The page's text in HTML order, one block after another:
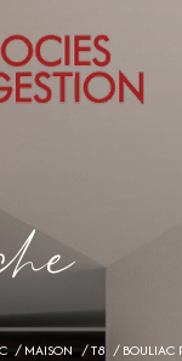
e
MAISON T8 BOULIAC